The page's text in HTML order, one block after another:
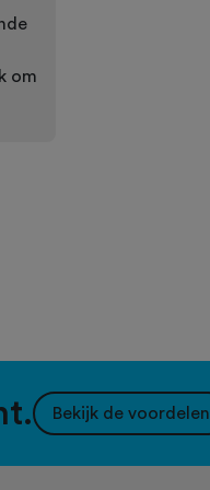
om
Bekijk de voordelen